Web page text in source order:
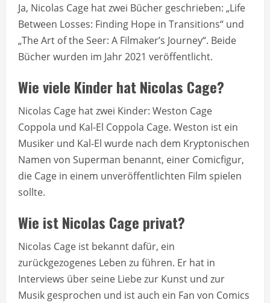
Ja, Nicolas Cage hat zwei Bücher geschrieben: „Life
Between Losses: Finding Hope in Transitions“ und
„The Art of the Seer: A Filmaker’s Journey“. Beide
Bücher wurden im Jahr 2021 veröffentlicht.
Wie viele Kinder hat Nicolas Cage?
Nicolas Cage hat zwei Kinder: Weston Cage
Coppola und Kal-El Coppola Cage. Weston ist ein
Musiker und Kal-El wurde nach dem Kryptonischen
Namen von Superman benannt, einer Comicfigur,
die Cage in einem unveröffentlichten Film spielen
sollte.
Wie ist Nicolas Cage privat?
Nicolas Cage ist bekannt dafür, ein
zurückgezogenes Leben zu führen. Er hat in
Interviews über seine Liebe zur Kunst und zur
Musik gesprochen und ist auch ein Fan von Comics